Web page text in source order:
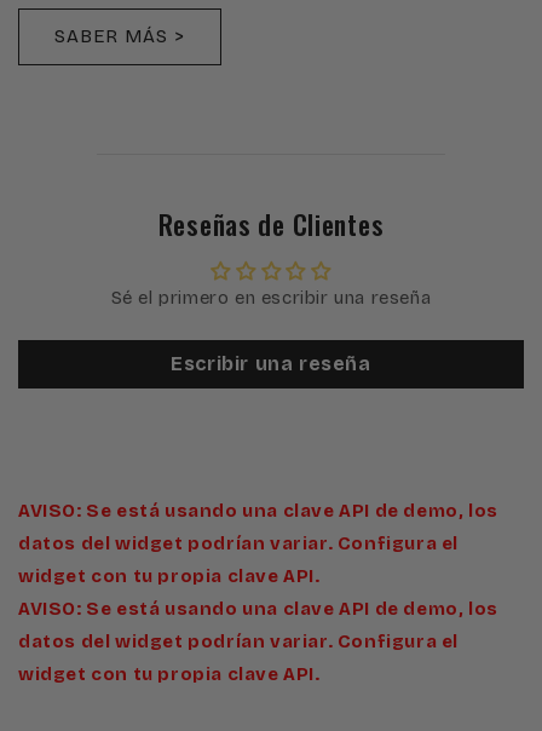
SABER MÁS >
Reseñas de Clientes
Sé el primero en escribir una reseña
Escribir una reseña
AVISO: Se está usando una clave API de demo, los
datos del widget podrían variar. Configura el
widget con tu propia clave API.
AVISO: Se está usando una clave API de demo, los
datos del widget podrían variar. Configura el
widget con tu propia clave API.